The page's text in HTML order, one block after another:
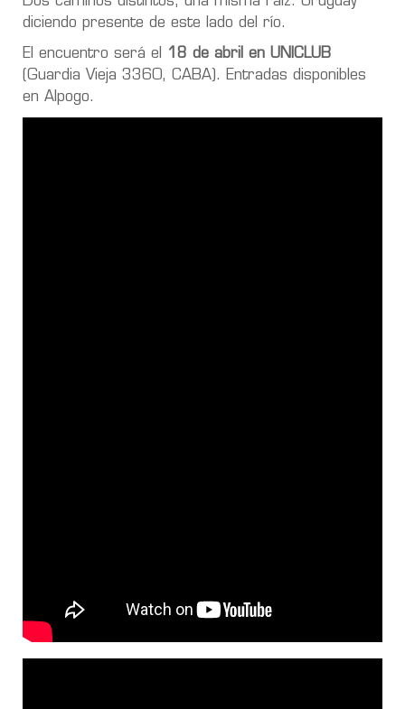
diciendo presente de este lado del río.
El encuentro será el
18 de abril en UNICLUB
(Guardia Vieja 3360, CABA). Entradas disponibles
en Alpogo.